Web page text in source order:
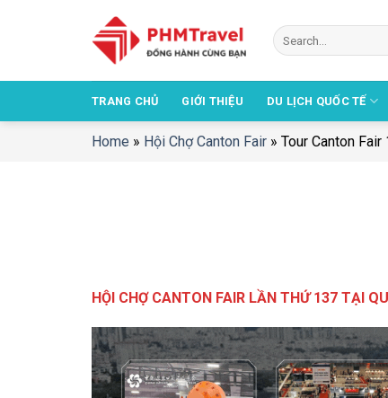
dung
TRANG CHỦ GIỚI THIỆU DU LỊCH QUỐC TẾ
Home » Hội Chợ Canton Fair » Tour Canton Fair
HỘI CHỢ CANTON FAIR LẦN THỨ 137 TẠI